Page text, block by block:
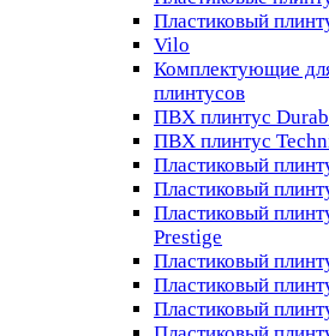
Пластиковый
Vilo
Комплектующие
плинтусов
ПВХ плинтус
ПВХ плинтус
Пластиковый
Пластиковый
Пластиковый
Prestige
Пластиковый
Пластиковый
Пластиковый